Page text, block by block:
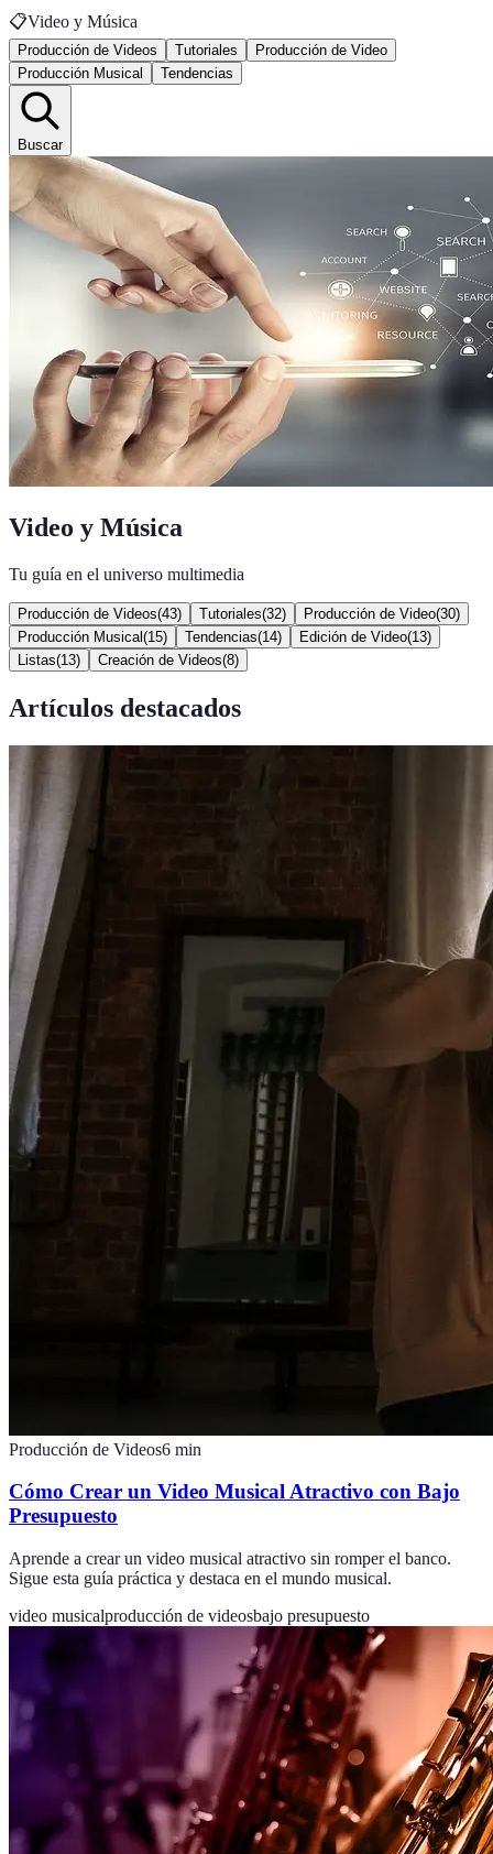
📋Video y Música
Producción de Videos Tutoriales
Producción de Video
Producción Musical
Tendencias
Buscar
Video y Música
Tu guía en el universo multimedia
Producción de Videos(43) Tutoriales(32) Producción de Video(30)
Producción Musical (15) Tendencias(14) Edición de Video(13)
Listas(13) Creación de Videos(8)
Artículos destacados
Producción de Videos6 min
Cómo Crear un Video Musical Atractivo con Bajo
Presupuesto
Aprende a crear un video musical atractivo sin romper el banco.
Sigue esta guía práctica y destaca en el mundo musical.
video musicalproducción de videosbajo presupuesto